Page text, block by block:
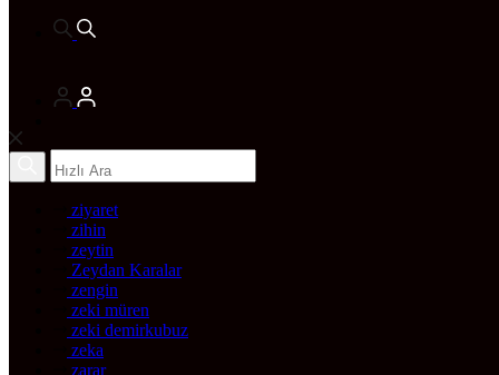
ziyaret
zihin
zeytin
Zeydan Karalar
zengin
zeki müren
zeki demirkubuz
zeka
zarar